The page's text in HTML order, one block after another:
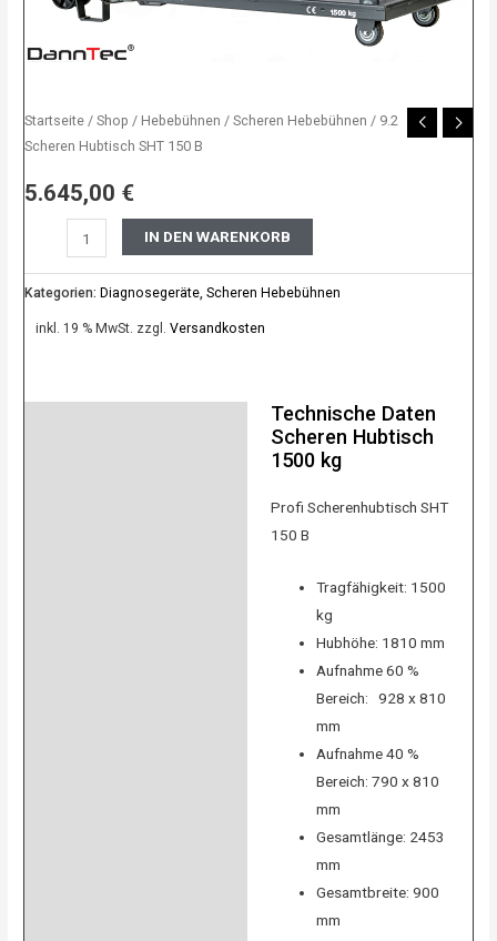
Startseite /Shop / Hebebühnen /Scheren Hebebühnen / 9.2
Scheren Hubtisch SHT 150 B
5.645,00 €
IN DEN WARENKORB
Kategorien: Diagnosegeräte,Scheren Hebebühnen
inkl. 19 % MwSt. zzgl.Versandkosten
Technische Daten
Scheren Hubtisch
1500 kg
Profi Scherenhubtisch SHT
150 B
Tragfähigkeit: 1500
kg
Hubhöhe: 1810 mm
Aufnahme 60 %
Bereich: 928 x 810
mm
Aufnahme 40 %
Bereich: 790 x 810
mm
Gesamtlänge: 2453
mm
Gesamtbreite: 900
mm